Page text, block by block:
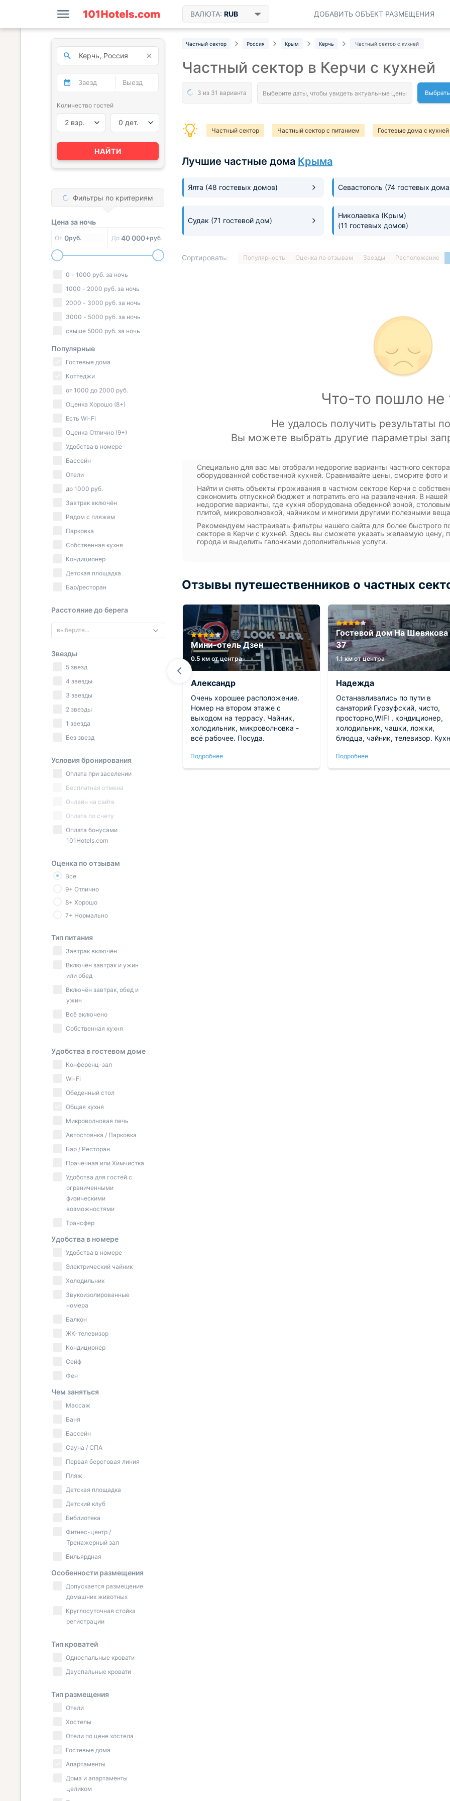
ВАЛЮТА: RUB ДОБАВИТЬ ОБЪЕКТ РАЗМЕЩЕНИЯ
Частный сектор Россия Крым Керчь Частный сектор с кухней
Частный сектор в Керчи с кухней
Частный сектор Частный сектор с питанием Гостевые дома с кухней
Лучшие частные дома Крыма
Ялта (48 гостевых домов) Севастополь (74 гостевых
Судак (71 гостевой дом)
Николаевка (Крым)
(11 гостевых домов)
Сортировать: Популярность Оценка по отзывам Звезды Расположение
Специально для вас мы отобрали недорогие варианты частного
оборудованной собственной кухней. Сравнивайте цены, сморите фото и
Найти и снять объекты проживания в частном секторе Керчи с
сэкономить отпускной бюджет и потратить его на развлечения. В
недорогие варианты, где кухня оборудована обеденной зоной,
плитой, микроволновкой, чайником и многими другими полезными
Рекомендуем настраивать фильтры нашего сайта для более быстрого
секторе в Керчи с кухней. Здесь вы сможете указать желаемую цену,
города и выделить галочками дополнительные услуги.
Отзывы путешественников о частных
0.5 км от центра
Елена
Отель находится в центре города.
Удобный подъезд и большая
набережная, центральная
площадь и разные объекты
гостевание здесь достаточно
завтрак ходили в близлежащее
кафе Капучино по рекомендации
администратора «Людей».
Подробнее
Мини-отель Дзен
0.5 км от центра
Александр
Очень хорошее расположение.
Номер на втором этаже с
выходом на террасу. Чайник,
холодильник, микроволновка -
всё рабочее. Посуда.
Подробнее
Гостевой дом На Шевякова
37
1.1 км от центра
Надежда
Останавливались по пути в
санаторий Гурзуфский, чисто,
просторно,WIFI , кондиционер,
холодильник, чашки, ложки,
блюдца, чайник, телевизор.
водонагреватель , душевая
кабина, полотенца, постельное
Подробнее
Количество гостей
2 взр. 0 дет.
НАЙТИ
Фильтры по критериям
Цена за ночь
От 0руб. До 40 000+руб.
0 - 1000 руб. за ночь
1000 - 2000 руб. за ночь
2000 - 3000 руб. за ночь
3000 - 5000 руб. за ночь
свыше 5000 руб. за ночь
Популярные
Гостевые дома
Коттеджи
от 1000 до 2000 руб.
Оценка Хорошо (8+)
Есть Wi-Fi
Оценка Отлично (9+)
Удобства в номере
Бассейн
Отели
до 1000 руб.
Завтрак включён
Рядом с пляжем
Парковка
Собственная кухня
Кондиционер
Детская площадка
Бар/ресторан
Расстояние до берега
выберите...
Звезды
5 звезд
4 звезды
3 звезды
2 звезды
1 звезда
Без звезд
Условия бронирования
Оплата при заселении
Бесплатная отмена
Онлайн на сайте
Оплата по счету
Оплата бонусами
101Hotels.com
Оценка по отзывам
Все
9+ Отлично
8+ Хорошо
7+ Нормально
Тип питания
Завтрак включён
Включён завтрак и ужин
или обед
Включён завтрак, обед и
ужин
Всё включено
Собственная кухня
Удобства в гостевом доме
Конференц-зал
Wi-Fi
Обеденный стол
Общая кухня
Микроволновая печь
Автостоянка / Парковка
Бар / Ресторан
Прачечная или Химчистка
Удобства для гостей с
ограниченными
физическими
возможностями
Трансфер
Удобства в номере
Удобства в номере
Электрический чайник
Холодильник
Звукоизолированные
номера
Балкон
ЖК-телевизор
Кондиционер
Сейф
Фен
Чем заняться
Массаж
Баня
Бассейн
Сауна / СПА
Первая береговая линия
Пляж
Детская площадка
Детский клуб
Библиотека
Фитнес-центр /
Тренажерный зал
Бильярдная
Особенности размещения
Допускается размещение
домашних животных
Круглосуточная стойка
регистрации
Тип кроватей
Односпальные кровати
Двуспальные кровати
Тип размещения
Отели
Хостелы
Отели по цене хостела
Гостевые дома
Апартаменты
Дома и апартаменты
целиком